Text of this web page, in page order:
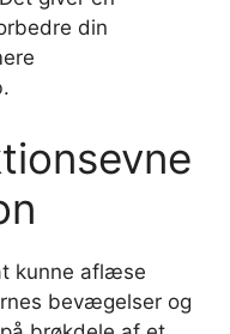
din
kunne aflæse
bevægelser og